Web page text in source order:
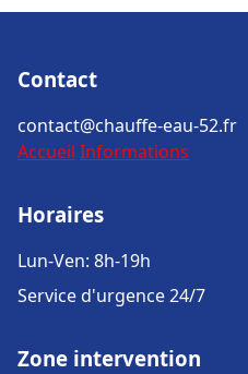
Contact
contact@chauffe-eau-52.fr
Accueil Informations
Horaires
Lun-Ven: 8h-19h
Service d'urgence 24/7
Zone intervention